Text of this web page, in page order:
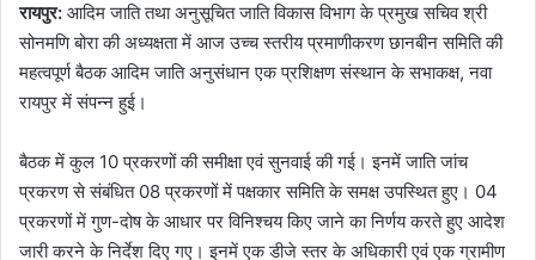
रायपुर: आदिम जाति तथा अनुसूचित जाति विकास विभाग के प्रमुख सचिव श्री
सोनमणि बोरा की अध्यक्षता में आज उच्च स्तरीय प्रमाणीकरण छानबीन समिति की
महत्वपूर्ण बैठक आदिम जाति अनुसंधान एक प्रशिक्षण संस्थान के सभाकक्ष, नवा
रायपुर में संपन्न हुई।
बैठक में कुल 10 प्रकरणों की समीक्षा एवं सुनवाई की गई। इनमें जाति जांच
प्रकरण से संबंधित 08 प्रकरणों में पक्षकार समिति के समक्ष उपस्थित हुए। 04
प्रकरणों में गुण-दोष के आधार पर विनिश्चय किए जाने का निर्णय करते हुए आदेश
जारी करने के निर्देश दिए गए। इनमें एक डीजे स्तर के अधिकारी एवं एक ग्रामीण